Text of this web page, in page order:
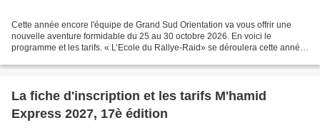
Cette année encore l'équipe de Grand Sud Orientation va vous offrir une
nouvelle aventure formidable du 25 au 30 octobre 2026. En voici le
programme et les tarifs. « L’Ecole du Rallye-Raid» se déroulera cette année
La fiche d'inscription et les tarifs M'hamid
Express 2027, 17è édition